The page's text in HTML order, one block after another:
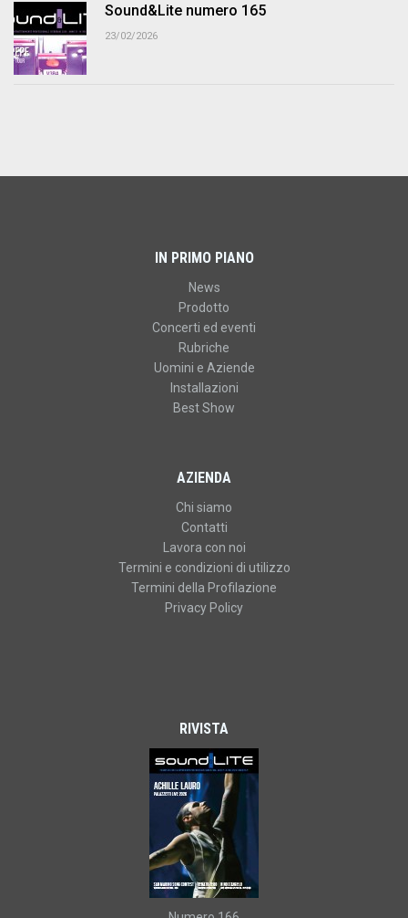
Sound&Lite numero 165
23/02/2026
IN PRIMO PIANO
News
Prodotto
Concerti ed eventi
Rubriche
Uomini e Aziende
Installazioni
Best Show
AZIENDA
Chi siamo
Contatti
Lavora con noi
Termini e condizioni di utilizzo
Termini della Profilazione
Privacy Policy
RIVISTA